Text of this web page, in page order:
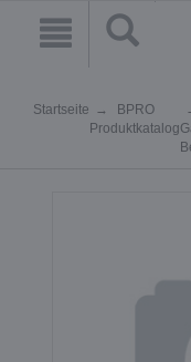
Startseite
BPRO
Produktkatalog